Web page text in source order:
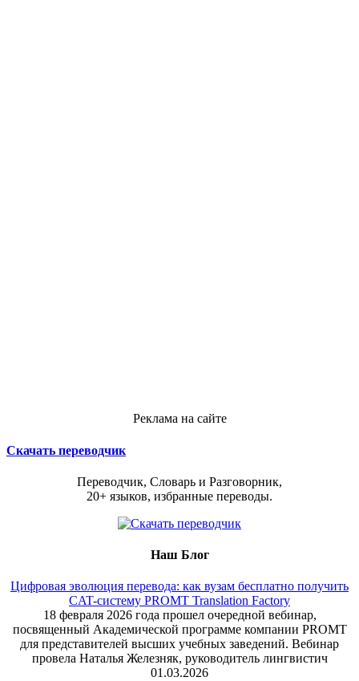
Реклама на сайте
Скачать переводчик
Переводчик, Словарь и Разговорник,
20+ языков, избранные переводы.
Наш Блог
Цифровая эволюция перевода: как вузам бесплатно получить
CAT-систему PROMT Translation Factory
18 февраля 2026 года прошел очередной вебинар,
посвященный Академической программе компании PROMT
для представителей высших учебных заведений. Вебинар
провела Наталья Железняк, руководитель лингвистич
01.03.2026